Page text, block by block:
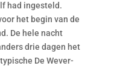
had ingesteld.
het begin van de
De hele nacht
drie dagen het
De Wever-